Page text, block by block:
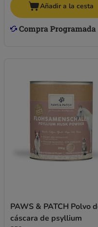
Añadir a la cesta
PAWS & PATCH Polvo
cáscara de psyllium